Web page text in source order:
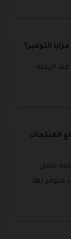
التوفير؟
الرغبة
المنتجات
مدة تصل
متوفر لها